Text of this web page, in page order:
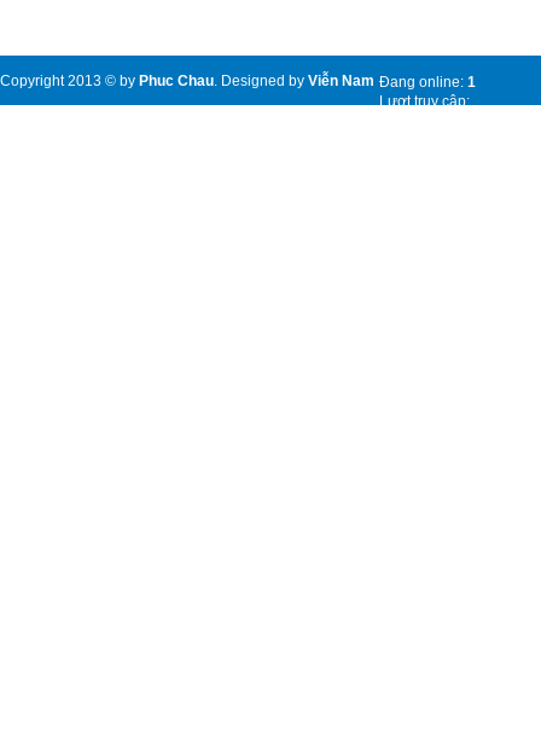
Copyright 2013 © by Phuc Chau. Designed by Viễn Nam Đang online: 1
Lượt truy cập: